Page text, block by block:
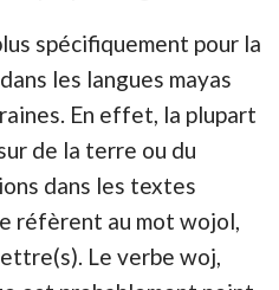
spécifiquement pour la
les langues mayas
En effet, la plupart
de la terre ou du
dans les textes
réfèrent au mot wojol,
Le verbe woj,